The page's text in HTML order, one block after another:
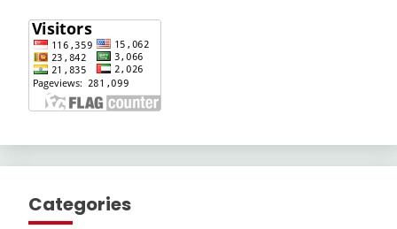
Categories